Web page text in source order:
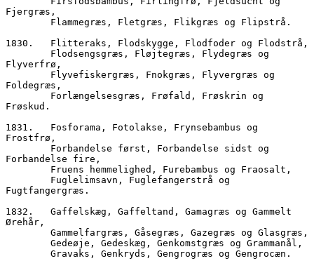
Fjergræs,
        Flammegræs, Fletgræs, Flikgræs og Flipstrå.
1830.	Flitteraks, Flodskygge, Flodfoder og Flodstrå,
Flyverfrø,
Foldegræs,
Frøskud.
1831.	Fosforama, Fotolakse, Frynsebambus og
Frostfrø,
Forbandelse fire,
        Fruens hemmelighed, Furebambus og Fraosalt,
Fugtfangergræs.
1832.	Gaffelskæg, Gaffeltand, Gamagræs og Gammelt
Ørehår,
        Gammelfargræs, Gåsegræs, Gazegræs og Glasgræs,
        Gedeøje, Gedeskæg, Genkomstgræs og Grammanål,
        Gravaks, Genkryds, Gengrogræs og Gengrocæn.